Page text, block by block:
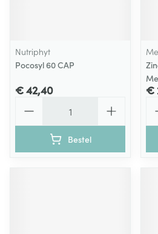
Nutriphyt
Pocosyl 60 CAP
€ 42,40
Bestel
€